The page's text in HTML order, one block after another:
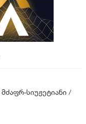
მძაფრ-სიუჟეტიანი /